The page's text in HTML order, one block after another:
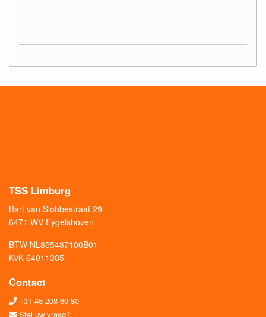
TSS Limburg
Bart van Slobbestraat 29
6471 WV Eygelshoven
BTW NL855487100B01
KvK 64011305
Contact
+31 45 208 60 80
Stel uw vraag?